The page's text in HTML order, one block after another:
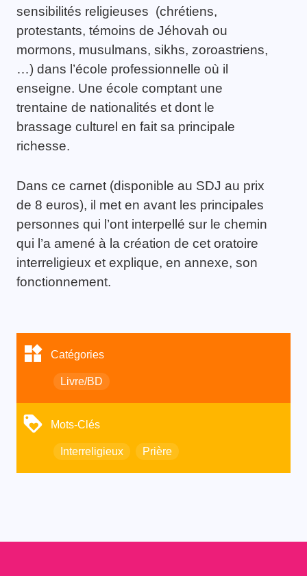
sensibilités religieuses (chrétiens,
protestants, témoins de Jéhovah ou
mormons, musulmans, sikhs, zoroastriens,
…) dans l’école professionnelle où il
enseigne. Une école comptant une
trentaine de nationalités et dont le
brassage culturel en fait sa principale
richesse.
Dans ce carnet (disponible au SDJ au prix
de 8 euros), il met en avant les principales
personnes qui l’ont interpellé sur le chemin
qui l’a amené à la création de cet oratoire
interreligieux et explique, en annexe, son
fonctionnement.
Catégories
Livre/BD
Mots-Clés
Interreligieux Prière